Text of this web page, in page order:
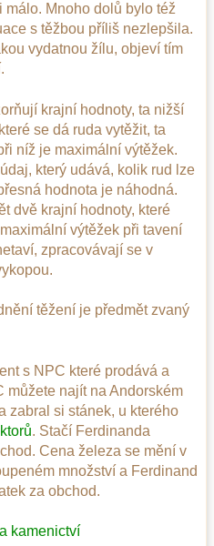
Mnoho dolů bylo též
s těžbou příliš nezlepšila.
vydatnou žílu, objeví tím
krajní hodnoty, ta nižší
se dá ruda vytěžit, ta
níž je maximální výtěžek.
který udává, kolik rud lze
hodnota je náhodná.
dvě krajní hodnoty, které
výtěžek při tavení
zpracovávají se v
těžení je předmět zvaný
s NPC které prodává a
můžete najít na Andorském
zabral si stánek, u kterého
. Stačí Ferdinanda
Cena železa se mění v
množství a Ferdinand
za obchod.
kamenictví